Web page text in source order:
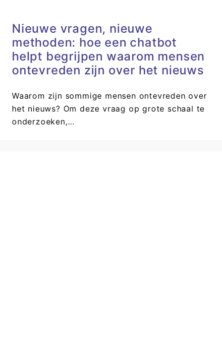
Nieuwe vragen, nieuwe
methoden: hoe een chatbot
helpt begrijpen waarom mensen
ontevreden zijn over het nieuws
Waarom zijn sommige mensen ontevreden over
het nieuws? Om deze vraag op grote schaal te
onderzoeken,…